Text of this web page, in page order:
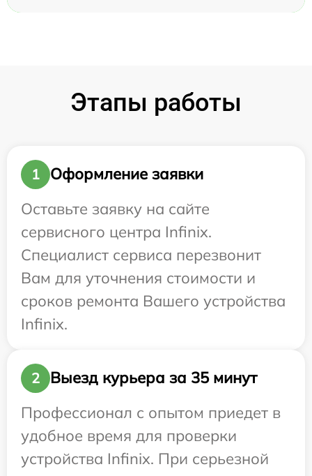
Этапы работы
1
Оформление заявки
Оставьте заявку на сайте
сервисного центра Infinix.
Специалист сервиса перезвонит
Вам для уточнения стоимости и
сроков ремонта Вашего устройства
Infinix.
2
Выезд курьера за 35 минут
Профессионал с опытом приедет в
удобное время для проверки
устройства Infinix. При серьезной